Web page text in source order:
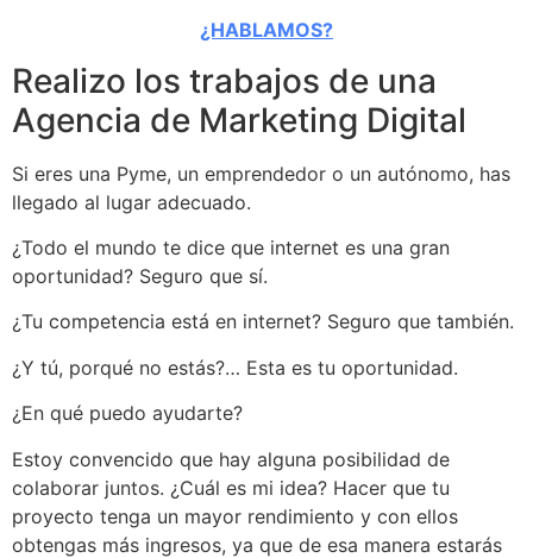
¿HABLAMOS?
Realizo los trabajos de una
Agencia de Marketing Digital
Si eres una Pyme, un emprendedor o un autónomo, has
llegado al lugar adecuado.
¿Todo el mundo te dice que internet es una gran
oportunidad? Seguro que sí.
¿Tu competencia está en internet? Seguro que también.
¿Y tú, porqué no estás?… Esta es tu oportunidad.
¿En qué puedo ayudarte?
Estoy convencido que hay alguna posibilidad de
colaborar juntos. ¿Cuál es mi idea? Hacer que tu
proyecto tenga un mayor rendimiento y con ellos
obtengas más ingresos, ya que de esa manera estarás